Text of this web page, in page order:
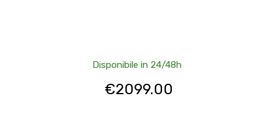
Disponibile in 24/48h
€2099.00